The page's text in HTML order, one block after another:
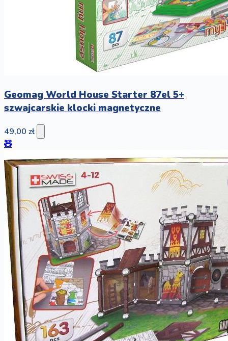
Geomag World House Starter 87el 5+
szwajcarskie klocki magnetyczne
49,00 zł
🧸